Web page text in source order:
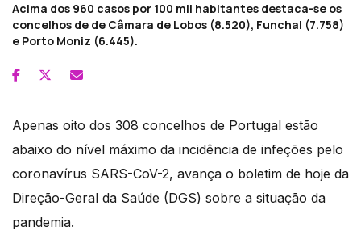
Acima dos 960 casos por 100 mil habitantes destaca-se os
concelhos de de Câmara de Lobos (8.520), Funchal (7.758)
e Porto Moniz (6.445).
Apenas oito dos 308 concelhos de Portugal estão
abaixo do nível máximo da incidência de infeções pelo
coronavírus SARS-CoV-2, avança o boletim de hoje da
Direção-Geral da Saúde (DGS) sobre a situação da
pandemia.